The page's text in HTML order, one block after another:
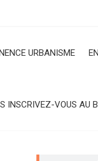
URBANISME
INSCRIVEZ-VOUS AU